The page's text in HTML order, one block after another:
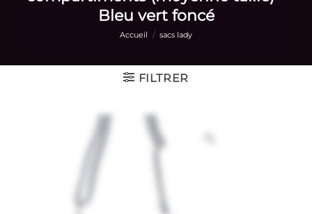
Bleu vert foncé
Accueil / sacs lady
FILTRER